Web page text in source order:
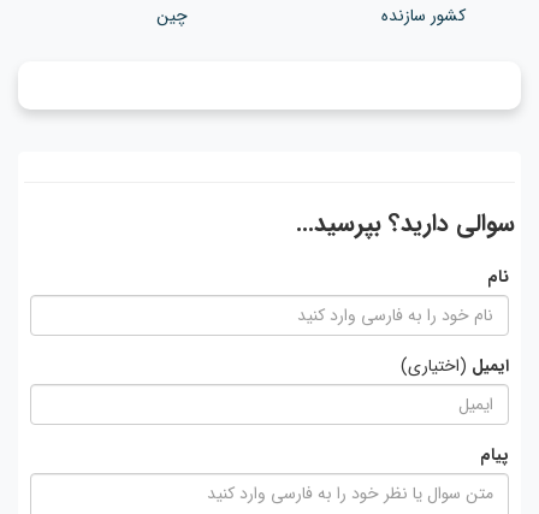
کشور سازنده
چین
سوالی دارید؟ بپرسید...
نام
ایمیل (اختیاری)
پیام